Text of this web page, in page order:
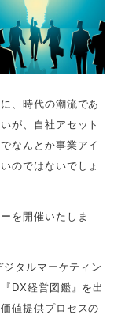
、時代の潮流であ
が、自社アセット
なんとか事業アイ
のではないでしょ
を開催いたしま
タルマーケティン
DX経営図鑑』を出
値提供プロセスの